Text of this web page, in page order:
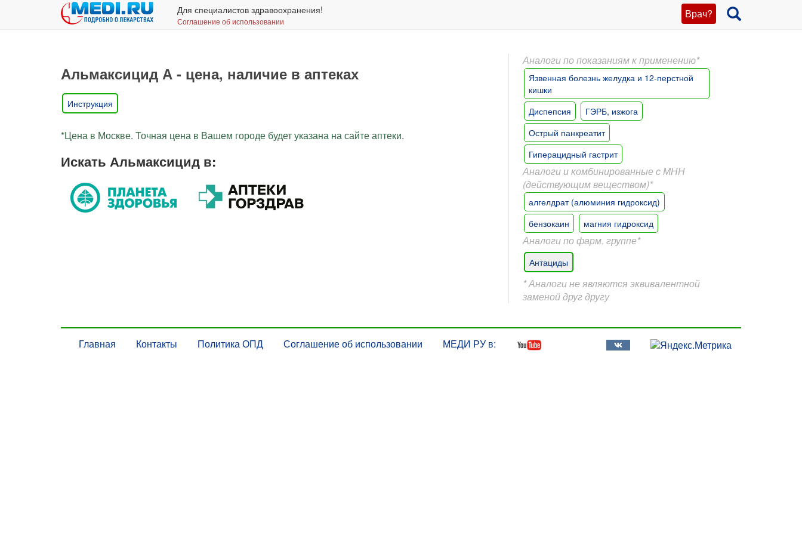
Врач?
Для специалистов здравоохранения!
Соглашение об использовании
Альмаксицид А - цена, наличие в аптеках
Инструкция
*Цена в Москве. Точная цена в Вашем городе будет указана на сайте аптеки.
Искать Альмаксицид в:
Аналоги по показаниям к применению*
Язвенная болезнь желудка и 12-перстной
кишки
Диспепсия
ГЭРБ, изжога
Острый панкреатит
Гиперацидный гастрит
Аналоги и комбинированные с МНН
(действующим веществом)*
алгелдрат (алюминия гидроксид)
бензокаин
магния гидроксид
Аналоги по фарм. группе*
Антациды
* Аналоги не являются эквивалентной
заменой друг другу
Главная Контакты Политика ОПД Соглашение об использовании МЕДИ РУ в: